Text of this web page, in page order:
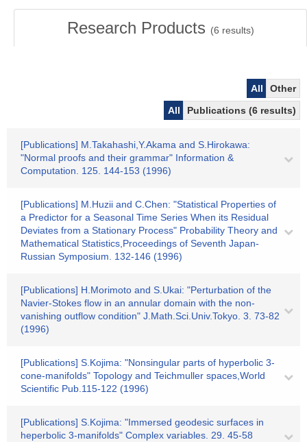
Research Products (6 results)
All
Other
All
Publications (6 results)
[Publications] M.Takahashi,Y.Akama and S.Hirokawa:
"Normal proofs and their grammar" Information &
Computation. 125. 144-153 (1996)
[Publications] M.Huzii and C.Chen: "Statistical Properties of
a Predictor for a Seasonal Time Series When its Residual
Deviates from a Stationary Process" Probability Theory and
Mathematical Statistics,Proceedings of Seventh Japan-
Russian Symposium. 132-146 (1996)
[Publications] H.Morimoto and S.Ukai: "Perturbation of the
Navier-Stokes flow in an annular domain with the non-
vanishing outflow condition" J.Math.Sci.Univ.Tokyo. 3. 73-82
(1996)
[Publications] S.Kojima: "Nonsingular parts of hyperbolic 3-
cone-manifolds" Topology and Teichmuller spaces,World
Scientific Pub.115-122 (1996)
[Publications] S.Kojima: "Immersed geodesic surfaces in
heperbolic 3-manifolds" Complex variables. 29. 45-58